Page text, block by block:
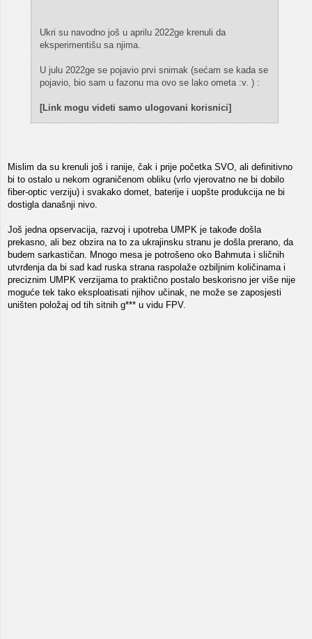
Ukri su navodno još u aprilu 2022ge krenuli da
eksperimentišu sa njima.
U julu 2022ge se pojavio prvi snimak (sećam se kada se
pojavio, bio sam u fazonu ma ovo se lako ometa :v. ) :
[Link mogu videti samo ulogovani korisnici]
Mislim da su krenuli još i ranije, čak i prije početka SVO, ali definitivno
bi to ostalo u nekom ograničenom obliku (vrlo vjerovatno ne bi dobilo
fiber-optic verziju) i svakako domet, baterije i uopšte produkcija ne bi
dostigla današnji nivo.
Još jedna opservacija, razvoj i upotreba UMPK je takođe došla
prekasno, ali bez obzira na to za ukrajinsku stranu je došla prerano, da
budem sarkastičan. Mnogo mesa je potrošeno oko Bahmuta i sličnih
utvrđenja da bi sad kad ruska strana raspolaže ozbiljnim količinama i
preciznim UMPK verzijama to praktično postalo beskorisno jer više nije
moguće tek tako eksploatisati njihov učinak, ne može se zaposjesti
uništen položaj od tih sitnih g*** u vidu FPV.